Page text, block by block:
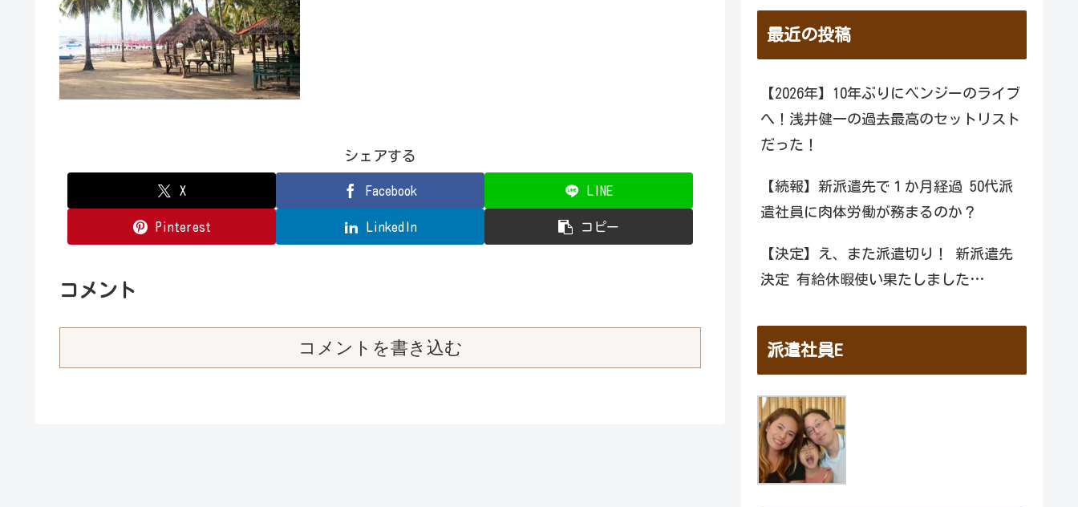
シェアする
X Facebook LINE
Pinterest LinkedIn コピー
コメント
コメントを書き込む
最近の投稿
【2026年】10年ぶりにベンジーのライブ
へ！浅井健一の過去最高のセットリスト
だった！
【続報】新派遣先で１か月経過 50代派
遣社員に肉体労働が務まるのか？
【決定】え、また派遣切り！ 新派遣先
決定 有給休暇使い果たしました…
派遣社員E